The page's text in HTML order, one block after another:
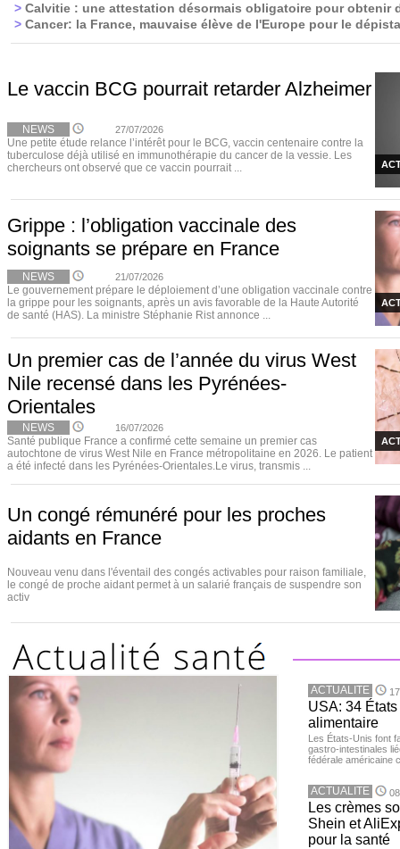
> Calvitie : une attestation désormais obligatoire pour obtenir
> Cancer: la France, mauvaise élève de l'Europe pour le
Le vaccin BCG pourrait retarder Alzheimer
NEWS 27/07/2026
Une petite étude relance l’intérêt pour le BCG, vaccin centenaire contre la
tuberculose déjà utilisé en immunothérapie du cancer de la vessie. Les
chercheurs ont observé que ce vaccin pourrait ...
Grippe : l’obligation vaccinale des
soignants se prépare en France
NEWS 21/07/2026
Le gouvernement prépare le déploiement d’une obligation vaccinale contre
la grippe pour les soignants, après un avis favorable de la Haute Autorité
de santé (HAS). La ministre Stéphanie Rist annonce ...
Un premier cas de l’année du virus West
Nile recensé dans les Pyrénées-
Orientales
NEWS 16/07/2026
Santé publique France a confirmé cette semaine un premier cas
autochtone de virus West Nile en France métropolitaine en 2026. Le patient
a été infecté dans les Pyrénées-Orientales.Le virus, transmis ...
Un congé rémunéré pour les proches
aidants en France
Nouveau venu dans l'éventail des congés activables pour raison familiale,
le congé de proche aidant permet à un salarié français de suspendre son
activ
ACTUALITE
USA: 34
alimentaire
Les États-Unis font
gastro-intestinales
fédérale américaine
ACTUALITE
Les crèmes
Shein et
pour la santé